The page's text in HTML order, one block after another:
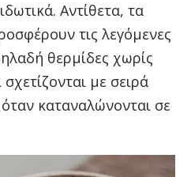
Αντίθετα, τα
τις λεγόμενες
θερμίδες χωρίς
με σειρά
καταναλώνονται σε